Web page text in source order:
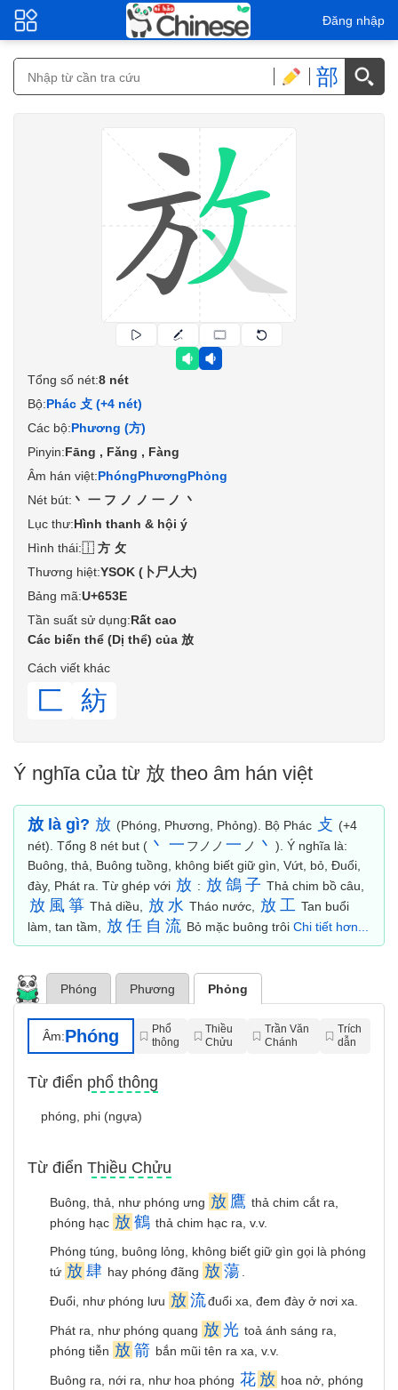
Đăng nhập
部
Tổng số nét:8 nét
Bộ:Phác 攴 (+4 nét)
Các bộ:Phương (方)
Pinyin:Fāng , Fǎng , Fàng
Âm hán việt:PhóngPhươngPhỏng
Nét bút: 丶一フノノ一ノ丶
Lục thư:Hình thanh & hội ý
Hình thái:⿰方攵
Thương hiệt:YSOK (卜尸人大)
Bảng mã:U+653E
Tần suất sử dụng:Rất cao
Các biến thể (Dị thể) của 放
Cách viết khác
匚 紡
Ý nghĩa của từ 放 theo âm hán việt
放 là gì? 放 (Phóng, Phương, Phỏng). Bộ Phác 攴 (+4
nét). Tổng 8 nét but ( 丶 一 フノノ 一 ノ 丶 ). Ý nghĩa là:
Buông, thả, Buông tuồng, không biết giữ gìn, Vứt, bỏ, Đuổi,
đày, Phát ra. Từ ghép với 放 : 放 鴿 子 Thả chim bồ câu,
放 風 箏 Thả diều, 放 水 Tháo nước, 放 工 Tan buổi
làm, tan tầm,
放 任 自 流 Bỏ mặc buông trôi Chi tiết hơn...
Phóng Phương Phỏng
Âm:Phóng
Phổ
thông
Thiều
Chửu
Trần Văn
Chánh
Trích
dẫn
Từ điển phổ thông
phóng, phi (ngựa)
Từ điển Thiều Chửu
Buông, thả, như phóng ưng 放 鷹 thả chim cắt ra,
phóng hạc 放 鶴 thả chim hạc ra, v.v.
Phóng túng, buông lỏng, không biết giữ gìn gọi là phóng
tứ 放 肆 hay phóng đãng 放 蕩
Ðuổi, như phóng lưu 放 流đuổi xa, đem đày ở nơi xa.
Phát ra, như phóng quang 放 光 toả ánh sáng ra,
phóng tiễn 放 箭 bắn mũi tên ra xa, v.v.
Buông ra, nới ra, như hoa phóng 花 放 hoa nở, phóng